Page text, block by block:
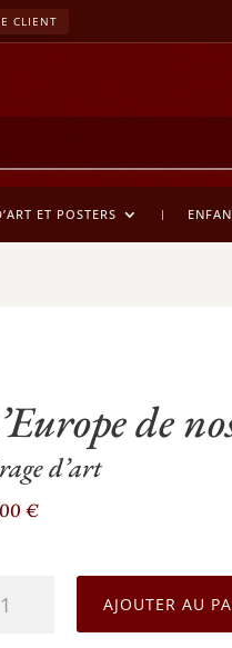
CLIENT
ET POSTERS
de
d’art
€
AJOUTER AU